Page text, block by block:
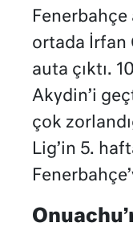
Fenerbahçe
ortada İrfan
auta çıktı.
Akydin’i
çok
Lig’in 5.